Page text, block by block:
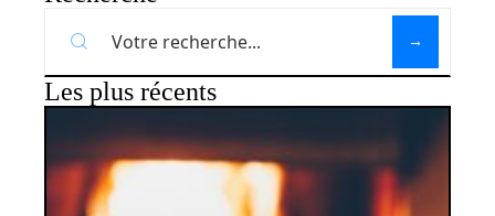
Les plus récents